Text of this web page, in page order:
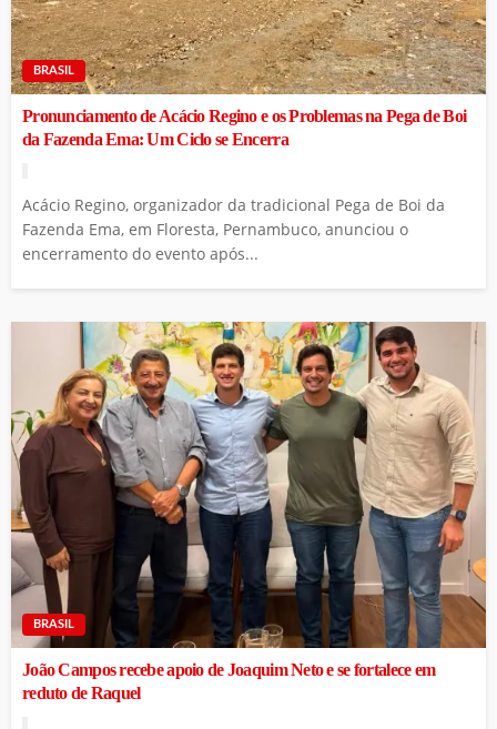
BRASIL
Pronunciamento de Acácio Regino e os Problemas na Pega de Boi
da Fazenda Ema: Um Ciclo se Encerra
Acácio Regino, organizador da tradicional Pega de Boi da
Fazenda Ema, em Floresta, Pernambuco, anunciou o
encerramento do evento após...
BRASIL
João Campos recebe apoio de Joaquim Neto e se fortalece em
reduto de Raquel